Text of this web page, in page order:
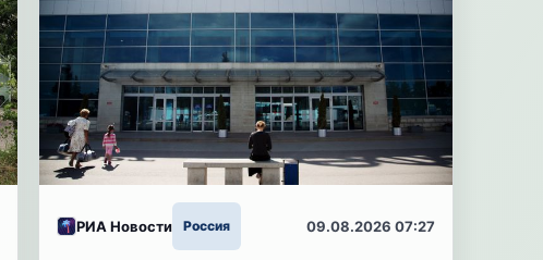
РИА Новости Россия 09.08.2026 07:27